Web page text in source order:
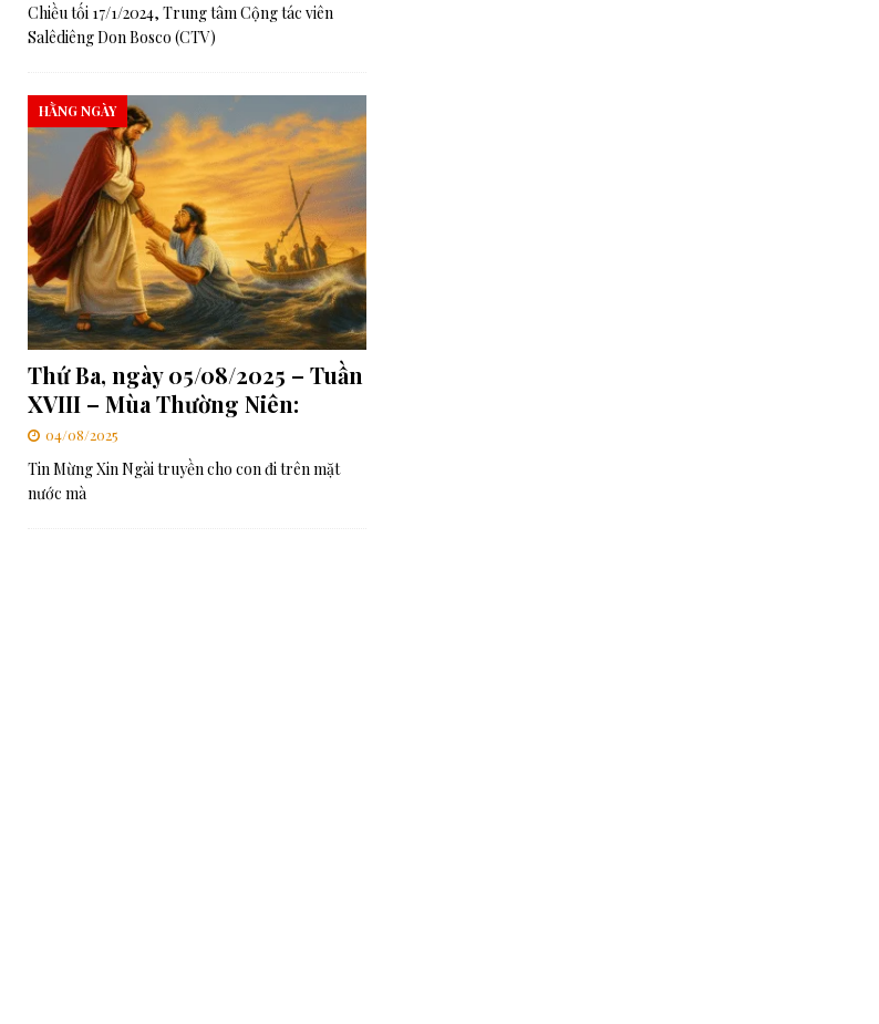
Chiều tối 17/1/2024, Trung tâm Cộng tác viên
Salêdiêng Don Bosco (CTV)
Thứ Ba, ngày 05/08/2025 – Tuần
XVIII – Mùa Thường Niên:
HẰNG NGÀY
04/08/2025
Tin Mừng Xin Ngài truyền cho con đi trên mặt
nước mà